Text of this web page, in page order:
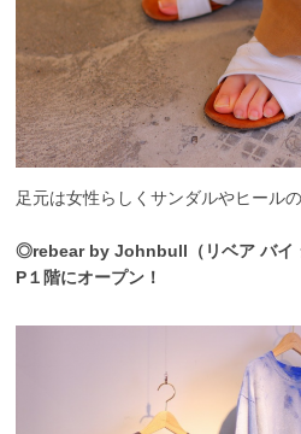
足元は女性らしくサンダルやヒール
◎rebear by Johnbull（リベア バイ
P１階にオープン！